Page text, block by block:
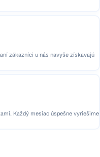
zákazníci u nás navyše získavajú
Každý mesiac úspešne vyriešime